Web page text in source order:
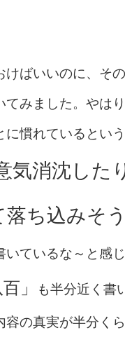
けばいいのに、そ
てみました。やは
に慣れているとい
気消沈した
落ち込みそ
いているな～と感
」 も半分近く書
容の真実が半分く